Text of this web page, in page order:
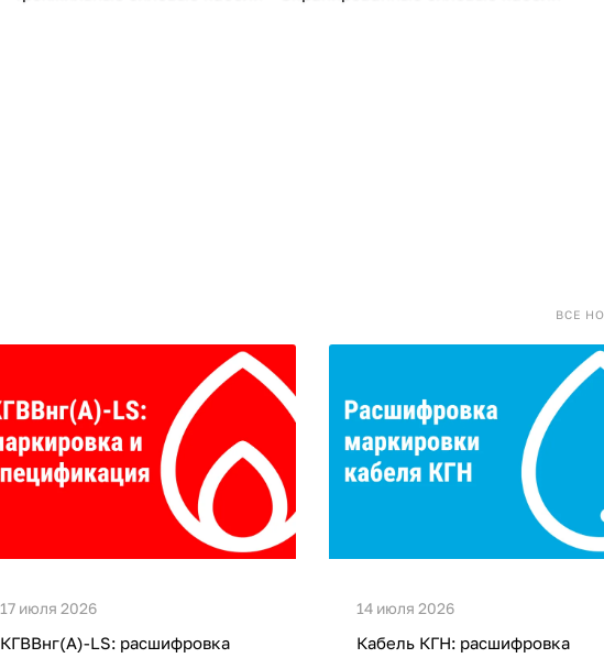
ВСЕ
17 июля 2026
КГВВнг(А)-LS: расшифровка
14 июля 2026
Кабель КГН: расшифровка